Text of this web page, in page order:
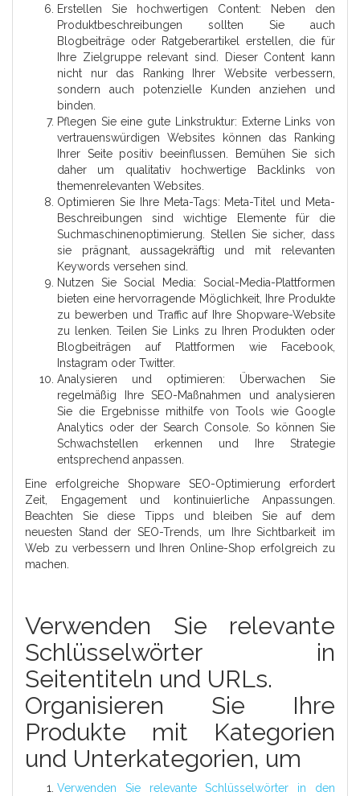
Erstellen Sie hochwertigen Content: Neben den
Produktbeschreibungen sollten Sie auch
Blogbeiträge oder Ratgeberartikel erstellen, die für
Ihre Zielgruppe relevant sind. Dieser Content kann
nicht nur das Ranking Ihrer Website verbessern,
sondern auch potenzielle Kunden anziehen und
binden.
Pflegen Sie eine gute Linkstruktur: Externe Links von
vertrauenswürdigen Websites können das Ranking
Ihrer Seite positiv beeinflussen. Bemühen Sie sich
daher um qualitativ hochwertige Backlinks von
themenrelevanten Websites.
Optimieren Sie Ihre Meta-Tags: Meta-Titel und Meta-
Beschreibungen sind wichtige Elemente für die
Suchmaschinenoptimierung. Stellen Sie sicher, dass
sie prägnant, aussagekräftig und mit relevanten
Keywords versehen sind.
Nutzen Sie Social Media: Social-Media-Plattformen
bieten eine hervorragende Möglichkeit, Ihre Produkte
zu bewerben und Traffic auf Ihre Shopware-Website
zu lenken. Teilen Sie Links zu Ihren Produkten oder
Blogbeiträgen auf Plattformen wie Facebook,
Instagram oder Twitter.
Analysieren und optimieren: Überwachen Sie
regelmäßig Ihre SEO-Maßnahmen und analysieren
Sie die Ergebnisse mithilfe von Tools wie Google
Analytics oder der Search Console. So können Sie
Schwachstellen erkennen und Ihre Strategie
entsprechend anpassen.
Eine erfolgreiche Shopware SEO-Optimierung erfordert
Zeit, Engagement und kontinuierliche Anpassungen.
Beachten Sie diese Tipps und bleiben Sie auf dem
neuesten Stand der SEO-Trends, um Ihre Sichtbarkeit im
Web zu verbessern und Ihren Online-Shop erfolgreich zu
machen.
Verwenden Sie relevante
Schlüsselwörter in
Seitentiteln und URLs.
Organisieren Sie Ihre
Produkte mit Kategorien
und Unterkategorien, um
Verwenden Sie relevante Schlüsselwörter in den